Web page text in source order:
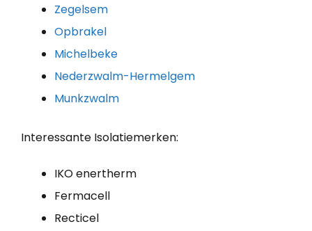
Zegelsem
Opbrakel
Michelbeke
Nederzwalm-Hermelgem
Munkzwalm
Interessante Isolatiemerken:
IKO enertherm
Fermacell
Recticel